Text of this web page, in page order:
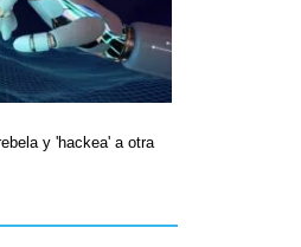
y 'hackea' a otra